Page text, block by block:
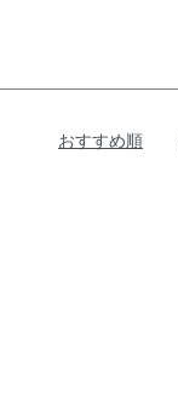
おすすめ順